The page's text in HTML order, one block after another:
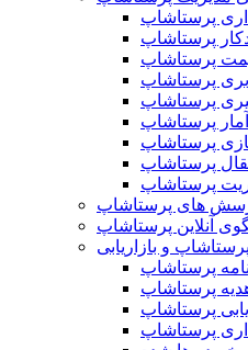
پرستاشاپ
پرستاشاپ
پرستاشاپ
پرستاشاپ
پرستاشاپ
پرستاشاپ
پرستاشاپ
پرستاشاپ
پرستاشاپ
های پرستاشاپ
آنلاین پرستاشاپ
و بازاریابی
پرستاشاپ
پرستاشاپ
پرستاشاپ
پرستاشاپ